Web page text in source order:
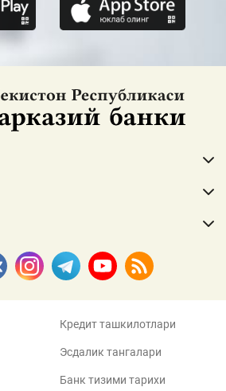
Кредит ташкилотлари
Эсдалик тангалари
Банк тизими тарихи